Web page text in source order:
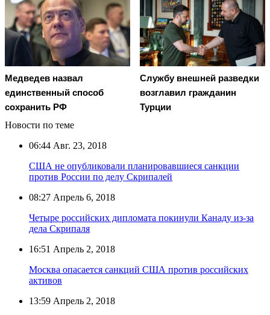
Медведев назвал
единственный способ
сохранить РФ
Службу внешней разведки
возглавил гражданин
Турции
Новости по теме
06:44 Авг. 23, 2018
США не опубликовали планировавшиеся санкции
против России по делу Скрипалей
08:27 Апрель 6, 2018
Четыре российских дипломата покинули Канаду из-за
дела Скрипаля
16:51 Апрель 2, 2018
Москва опасается санкций США против российских
активов
13:59 Апрель 2, 2018